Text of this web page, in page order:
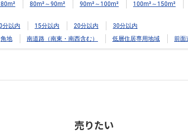
80m²～90m² 90m²～100m² 100m²～150m²
分以内 15分以内 20分以内
30分以内
角地 南道路（南東・南西含む） 低層住居専用地域 前面
売りたい